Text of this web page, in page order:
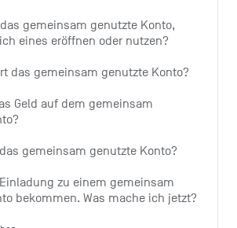
gemeinsam genutzte Konto,
eines eröffnen oder nutzen?
das gemeinsam genutzte Konto?
Geld auf dem gemeinsam
gemeinsam genutzte Konto?
zu einem gemeinsam
bekommen. Was mache ich jetzt?